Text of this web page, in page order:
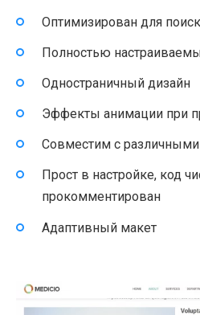
Оптимизирован для
Полностью
Одностраничный дизайн
Эффекты анимации при
Совместим с
Прост в настройке, код
прокомментирован
Адаптивный макет